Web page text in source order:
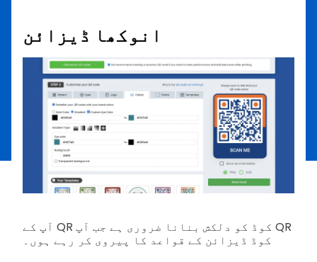
انوکھا ڈیزائن
آپ کے QR کوڈ کو دلکش بنانا ضروری ہے جب آپ QR
کوڈ ڈیزائن کے قواعد کا پیروی کر رہے ہوں۔